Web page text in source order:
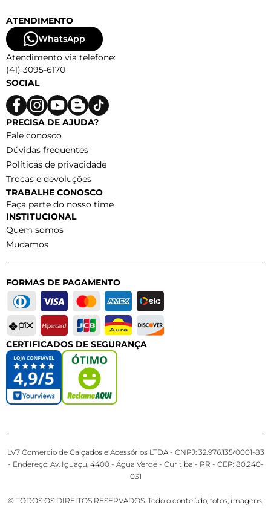
ATENDIMENTO
WhatsApp
Atendimento via telefone:
(41) 3095-6170
SOCIAL
PRECISA DE AJUDA?
Fale conosco
Dúvidas frequentes
Políticas de privacidade
Trocas e devoluções
TRABALHE CONOSCO
Faça parte do nosso time
INSTITUCIONAL
Quem somos
Mudamos
FORMAS DE PAGAMENTO
CERTIFICADOS DE SEGURANÇA
LV7 Comercio de Calçados e Acessórios LTDA - CNPJ: 32.976.135/0001-83
- Endereço: Av. Iguaçu, 4400 - Água Verde - Curitiba - PR - CEP: 80.240-
031
© TODOS OS DIREITOS RESERVADOS. Todo o conteúdo, fotos, imagens,